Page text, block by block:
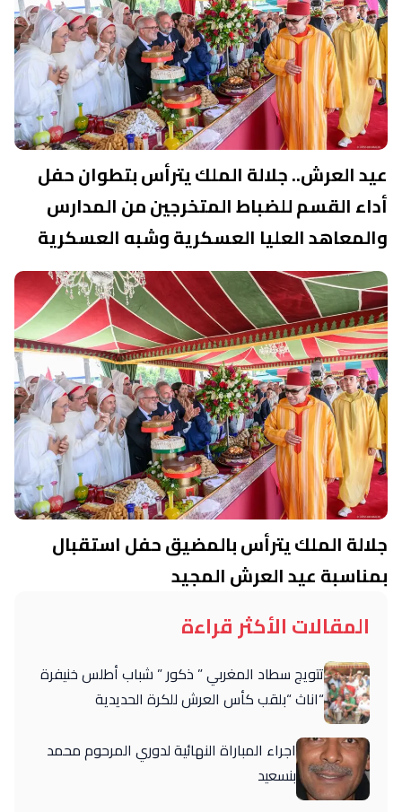
عيد العرش.. جلالة الملك يترأس بتطوان حفل
أداء القسم للضباط المتخرجين من المدارس
والمعاهد العليا العسكرية وشبه العسكرية
جلالة الملك يترأس بالمضيق حفل استقبال
بمناسبة عيد العرش المجيد
المقالات الأكثر قراءة
تتويج سطاد المغربي ” ذكور ” شباب أطلس خنيفرة
“اناث “بلقب كأس العرش للكرة الحديدية
اجراء المباراة النهائية لدوري المرحوم محمد
بنسعيد